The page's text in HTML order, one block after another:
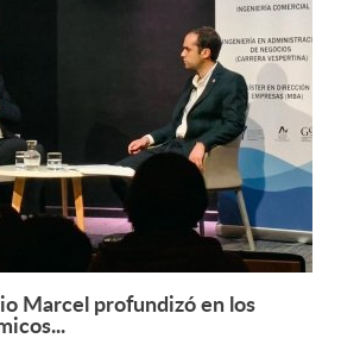
Leer más +
Marcel profundizó en los